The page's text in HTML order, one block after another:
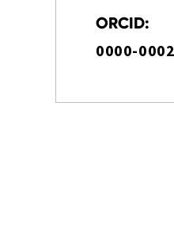
ORCID:
0000-